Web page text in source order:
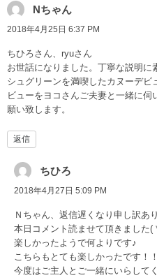
Nちゃん
2018年4月25日 6:37 PM
ちひろさん、ryuさん
お世話になりました。丁寧な説明に
シュグリーンを満喫したカヌーデ
ビューをヨコさんご夫妻と一緒に
願い致します。
返信
ちひろ
2018年4月27日 5:09 PM
Ｎちゃん、返信遅くなり申し訳あ
本日コメント読ませて頂きました(
楽しかったようで何よりです♪
こちらもとても楽しかったです！！
今度はご主人とご一緒にいらして